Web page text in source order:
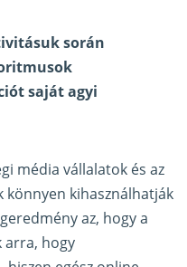
során
saját agyi
média vállalatok és az
könnyen kihasználhatják
az, hogy a
arra, hogy